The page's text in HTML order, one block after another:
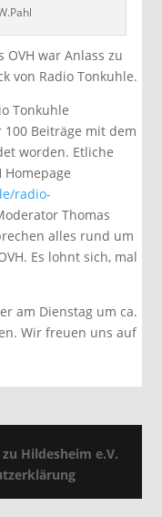
OVH war Anlass zu
von Radio Tonkuhle.
Tonkuhle
Beiträge mit dem
worden. Etliche
radio-
Thomas
alles rund um
Es lohnt sich, mal
am Dienstag um ca.
Wir freuen uns auf
Hildesheim e.V.